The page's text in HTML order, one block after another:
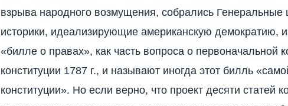
взрыва народного возмущения, собрались
историки, идеализирующие американскую демократию,
«билле о правах», как часть вопроса о первоначальной
конституции 1787 г., и называют иногда этот билль
конституции». Но если верно, что проект десяти статей